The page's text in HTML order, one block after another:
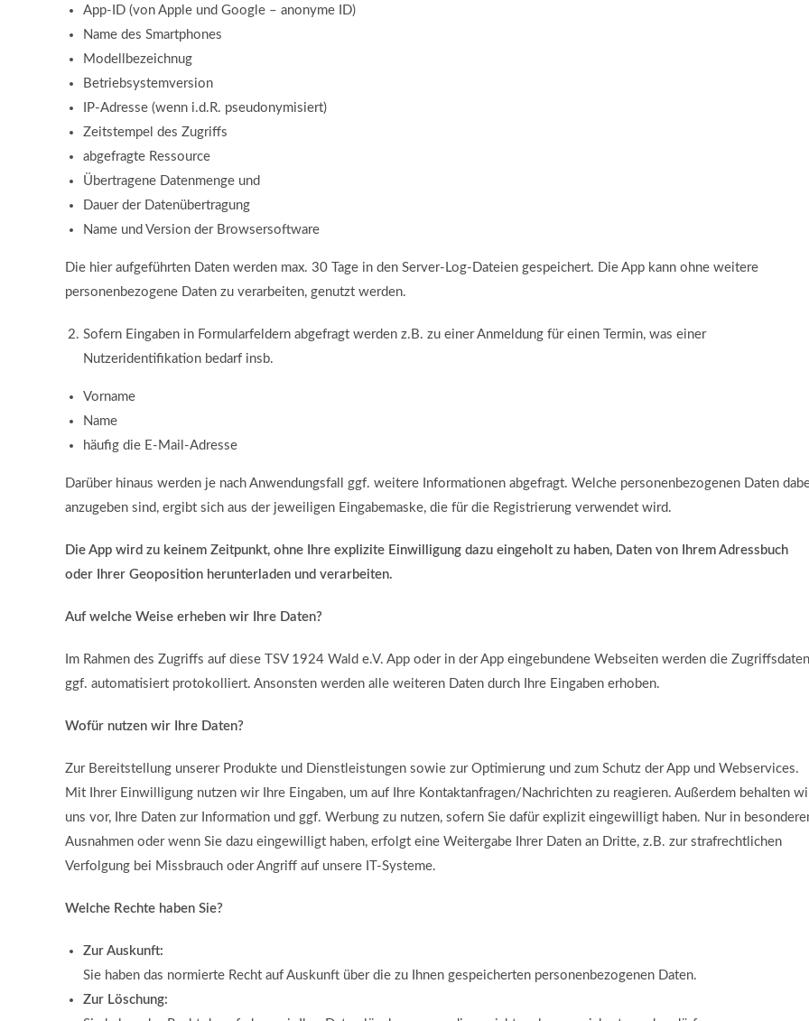
App-ID (von Apple und Google – anonyme ID)
Name des Smartphones
Modellbezeichnug
Betriebsystemversion
IP-Adresse (wenn i.d.R. pseudonymisiert)
Zeitstempel des Zugriffs
abgefragte Ressource
Übertragene Datenmenge und
Dauer der Datenübertragung
Name und Version der Browsersoftware
Die hier aufgeführten Daten werden max. 30 Tage in den Server-Log-Dateien gespeichert. Die App kann ohne weitere
personenbezogene Daten zu verarbeiten, genutzt werden.
Sofern Eingaben in Formularfeldern abgefragt werden z.B. zu einer Anmeldung für einen Termin, was einer
Nutzeridentifikation bedarf insb.
Vorname
Name
häufig die E-Mail-Adresse
Darüber hinaus werden je nach Anwendungsfall ggf. weitere Informationen abgefragt. Welche personenbezogenen Daten
anzugeben sind, ergibt sich aus der jeweiligen Eingabemaske, die für die Registrierung verwendet wird.
Die App wird zu keinem Zeitpunkt, ohne Ihre explizite Einwilligung dazu eingeholt zu haben, Daten von Ihrem Adressbuch
oder Ihrer Geoposition herunterladen und verarbeiten.
Auf welche Weise erheben wir Ihre Daten?
Im Rahmen des Zugriffs auf diese TSV 1924 Wald e.V. App oder in der App eingebundene Webseiten werden die Zugriffsdaten
ggf. automatisiert protokolliert. Ansonsten werden alle weiteren Daten durch Ihre Eingaben erhoben.
Wofür nutzen wir Ihre Daten?
Zur Bereitstellung unserer Produkte und Dienstleistungen sowie zur Optimierung und zum Schutz der App und Webservices.
Mit Ihrer Einwilligung nutzen wir Ihre Eingaben, um auf Ihre Kontaktanfragen/Nachrichten zu reagieren. Außerdem behalten
uns vor, Ihre Daten zur Information und ggf. Werbung zu nutzen, sofern Sie dafür explizit eingewilligt haben. Nur in
Ausnahmen oder wenn Sie dazu eingewilligt haben, erfolgt eine Weitergabe Ihrer Daten an Dritte, z.B. zur strafrechtlichen
Verfolgung bei Missbrauch oder Angriff auf unsere IT-Systeme.
Welche Rechte haben Sie?
Zur Auskunft:
Sie haben das normierte Recht auf Auskunft über die zu Ihnen gespeicherten personenbezogenen Daten.
Zur Löschung: